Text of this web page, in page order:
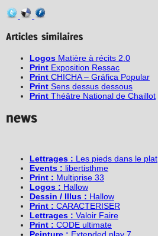
Logos Matière à récits 2.0
Print Exposition Ressac
Print CHICHA – Gráfica Popular
Print Sens dessus dessous
Print Théâtre National de Chaillot
Lettrages : Les pieds dans le plat
Events : libertisthme
Print : Multiprise 33
Logos : Hallow
Dessin / Illus : Hallow
Print : CARACTERISER
Lettrages : Valoir Faire
Print : CODE ultimate